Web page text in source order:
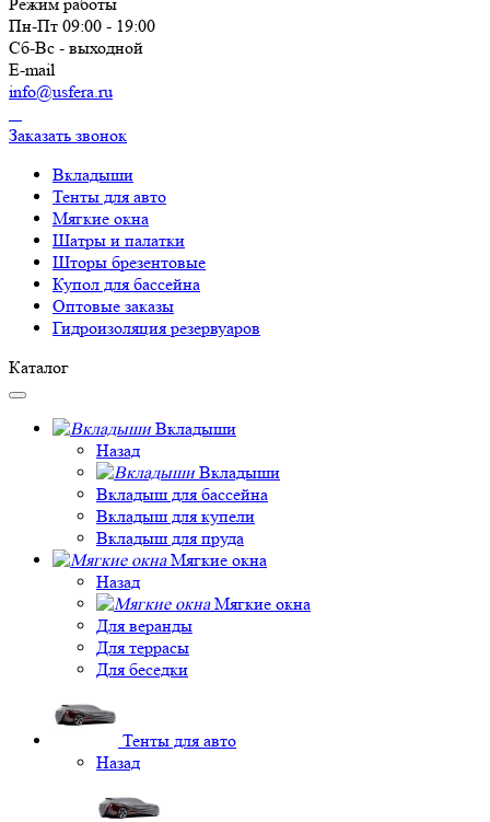
Пн-Пт 09:00 - 19:00
Сб-Вс - выходной
E-mail
info@usfera.ru
Заказать звонок
Вкладыши
Тенты для авто
Мягкие окна
Шатры и палатки
Шторы брезентовые
Купол для бассейна
Оптовые заказы
Гидроизоляция резервуаров
Каталог
Вкладыши
Назад
Вкладыши
Вкладыш для бассейна
Вкладыш для купели
Вкладыш для пруда
Мягкие окна
Назад
Мягкие окна
Для веранды
Для террасы
Для беседки
Тенты для авто
Назад